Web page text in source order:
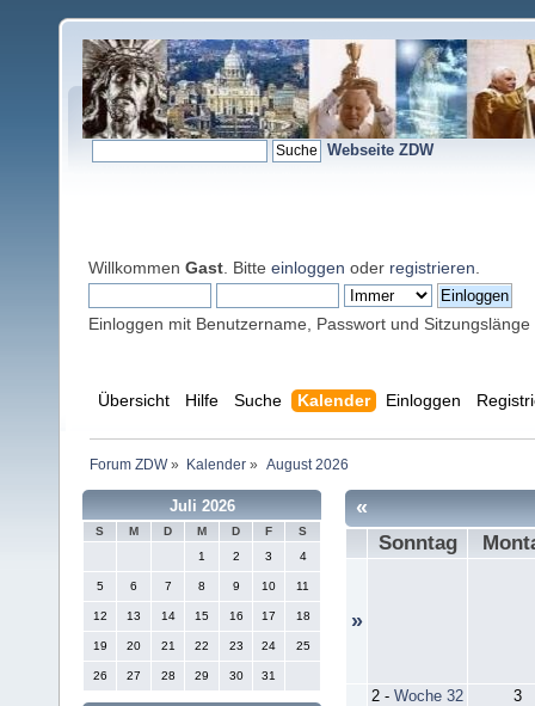
Webseite ZDW
Willkommen Gast . Bitte einloggen oder registrieren
Einloggen mit Benutzername, Passwort und Sitzungslänge
Übersicht Hilfe Suche Kalender Einloggen
Forum ZDW» Kalender » August 2026
Juli 2026
S M D M D F
S
1
2 3 4
5 6 7 8 9 10 11
12 13 14 15 16 17 18
19 20 21 22 23 24 25
26 27 28 29 30 31
«
Sonntag
»
2 - Woche 32 3